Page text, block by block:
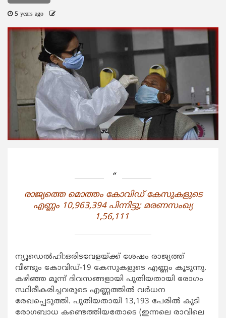
5 years ago
രാജ്യത്തെ മൊത്തം കോവിഡ് കേസുകളുടെ
എണ്ണം 10,963,394 പിന്നിട്ടു; മരണസംഖ്യ
1,56,111
ന്യൂഡെല്‍ഹി:ഒരിടവേളയ്ക്ക് ശേഷം രാജ്യത്ത്
വീണ്ടും കോവിഡ്-19 കേസുകളുടെ എണ്ണം കൂടുന്നു.
കഴിഞ്ഞ മൂന്ന് ദിവസങ്ങളായി പുതിയതായി രോഗം
സ്ഥിരീകരിച്ചവരുടെ എണ്ണത്തില്‍ വര്‍ധന
രേഖപ്പെടുത്തി. പുതിയതായി 13,193 പേരില്‍ കൂടി
രോഗബാധ കണ്ടെത്തിയതോടെ (ഇന്നലെ രാവിലെ